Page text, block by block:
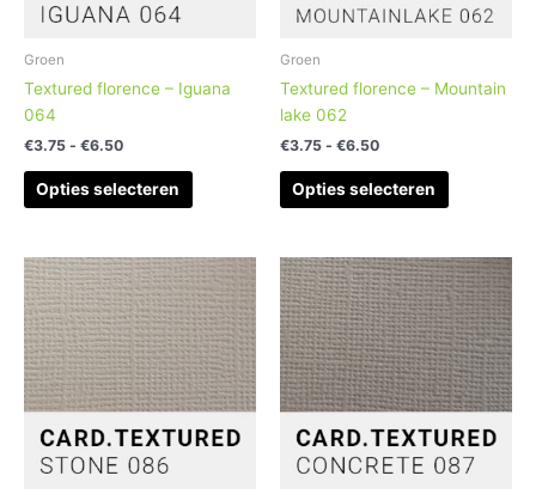
Groen
Textured florence – Iguana
064
€3.75 - €6.50
Opties selecteren
op
Groen
Textured florence – Mountain
lake 062
€3.75 - €6.50
Opties selecteren
gekozen
op
Prijsklasse:
€3.75
tot
€6.50
Dit
product
heeft
meerdere
variaties.
Deze
optie
Prijsklasse:
€3.75
tot
€6.50
Dit
product
heeft
meerdere
variaties.
Deze
optie
kan
gekozen